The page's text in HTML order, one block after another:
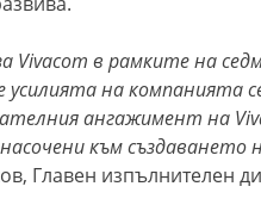
Vivacom в рамките на
на компанията
ангажимент на
към
Главен изпълнителен